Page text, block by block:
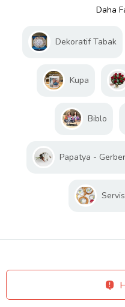
Daha
Dekoratif Tabak
Kupa
Biblo
Papatya -